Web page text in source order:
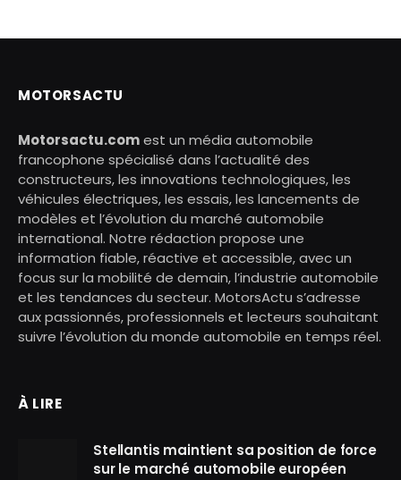
MOTORSACTU
Motorsactu.comest un média automobile
francophone spécialisé dans l’actualité des
constructeurs, les innovations technologiques, les
véhicules électriques, les essais, les lancements de
modèles et l’évolution du marché automobile
international. Notre rédaction propose une
information fiable, réactive et accessible, avec un
focus sur la mobilité de demain, l’industrie automobile
et les tendances du secteur. MotorsActu s’adresse
aux passionnés, professionnels et lecteurs souhaitant
suivre l’évolution du monde automobile en temps réel.
À LIRE
Stellantis maintient sa position de force
sur le marché automobile européen